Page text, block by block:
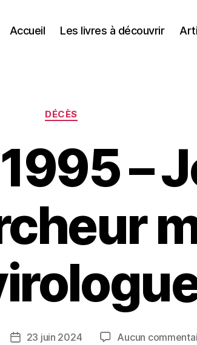
Accueil Les livres à découvrir
Catégories
DÉCÈS
–
Date23 juin 2024 Aucun